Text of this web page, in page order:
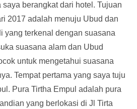
berangkat dari hotel. Tujuan
2017 adalah menuju Ubud dan
yang terkenal dengan suasana
suasana alam dan Ubud
untuk mengetahui suasana
Tempat pertama yang saya tuju
Pura Tirtha Empul adalah pura
yang berlokasi di Jl Tirta